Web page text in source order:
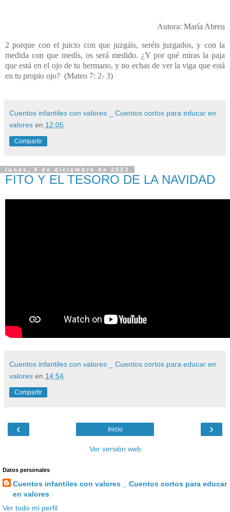
Autora: María Abreu
2 porque con el juicio con que juzgáis, seréis juzgados, y con la
medida con que medís, os será medido. ¿Y por qué miras la paja
que está en el ojo de tu hermano, y no echas de ver la viga que está
en tu propio ojo? (Mateo 7: 2- 3)
Cuentos infantiles con valores _ Cuentos cortos para educar en
valores en 12:05
Compartir
lunes, 4 de diciembre de 2023
FITO Y EL TESORO DE LA NAVIDAD
Cuentos infantiles con valores _ Cuentos cortos para educar en
valores en 14:54
Compartir
‹ ›
Inicio
Ver versión web
Datos personales
Cuentos infantiles con valores _ Cuentos cortos para educar
en valores
Ver todo mi perfil